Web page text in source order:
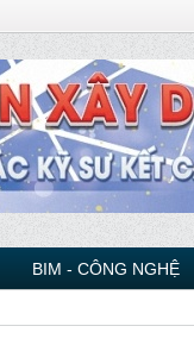
BIM - CÔNG NGHỆ